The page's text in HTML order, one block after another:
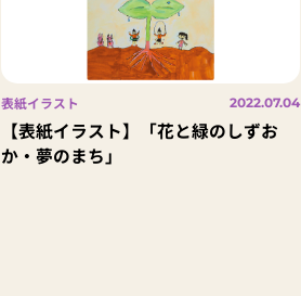
表紙イラスト 2022.07.04
【表紙イラスト】「花と緑のしずお
か・夢のまち」